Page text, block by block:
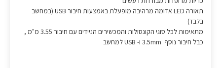
תאורה LED אדומה מרהיבה מופעלת באמצעות חיבור USB (במחשב
בלבד)
מתאימות לכל סוגי הקונסולות והמכשירים הניידים עם חיבור 3.55 מ"מ ,
כבל חיבור נוסף 3.5mm ו- USB למחשב